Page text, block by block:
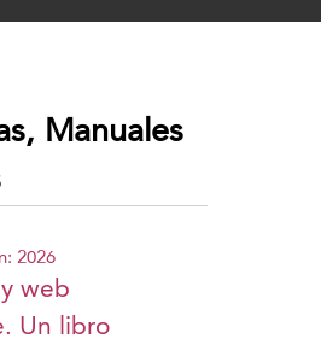
Manuales
2026
web
Un libro